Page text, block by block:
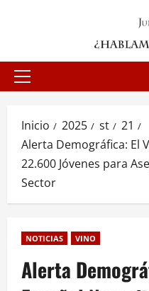
Menú
Inicio 2025 st
21
Alerta Demográfica: El
22.600 Jóvenes para
Sector
NOTICIAS VINO
Alerta